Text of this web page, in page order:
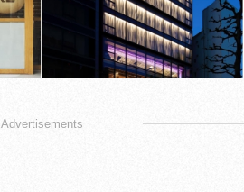
Advertisements